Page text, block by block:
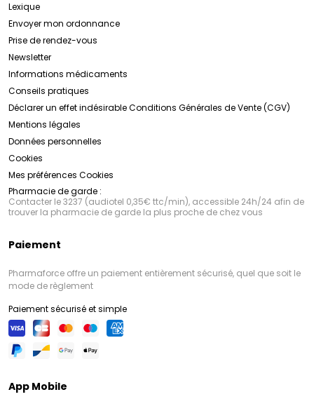
Lexique
Envoyer mon ordonnance
Prise de rendez-vous
Newsletter
Informations médicaments
Conseils pratiques
Déclarer un effet indésirableConditions Générales de Vente (CGV)
Mentions légales
Données personnelles
Cookies
Mes préférences Cookies
Pharmacie de garde :
Contacter le 3237 (audiotel 0,35€ ttc/min), accessible 24h/24 afin de
trouver la pharmacie de garde la plus proche de chez vous
Paiement
Pharmaforce offre un paiement entièrement sécurisé, quel que soit le
mode de règlement
Paiement sécurisé et simple
App Mobile